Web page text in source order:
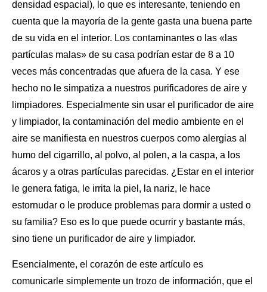
densidad espacial), lo que es interesante, teniendo en
cuenta que la mayoría de la gente gasta una buena parte
de su vida en el interior. Los contaminantes o las «las
partículas malas» de su casa podrían estar de 8 a 10
veces más concentradas que afuera de la casa. Y ese
hecho no le simpatiza a nuestros purificadores de aire y
limpiadores. Especialmente sin usar el purificador de aire
y limpiador, la contaminación del medio ambiente en el
aire se manifiesta en nuestros cuerpos como alergias al
humo del cigarrillo, al polvo, al polen, a la caspa, a los
ácaros y a otras partículas parecidas. ¿Estar en el interior
le genera fatiga, le irrita la piel, la nariz, le hace
estornudar o le produce problemas para dormir a usted o
su familia? Eso es lo que puede ocurrir y bastante más,
sino tiene un purificador de aire y limpiador.
Esencialmente, el corazón de este artículo es
comunicarle simplemente un trozo de información, que el